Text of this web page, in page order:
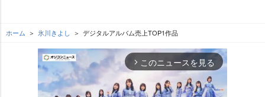
ホーム 氷川きよし デジタルアルバム売上TOP1作品
arrow_forward_ios このニュースを見る